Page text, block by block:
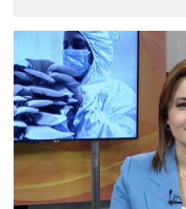
Tarım Orman Gündemi
“Tarım Orman Gündemi”
buluşturuyor…
Devamını Oku ->